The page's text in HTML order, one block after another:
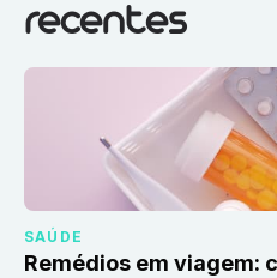
recentes
SAÚDE
Remédios em viagem: